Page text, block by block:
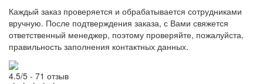
Каждый заказ проверяется и обрабатывается сотрудниками
вручную. После подтверждения заказа, с Вами свяжется
ответственный менеджер, поэтому проверяйте, пожалуйста,
правильность заполнения контактных данных.
4.5/5 - 71 отзыв